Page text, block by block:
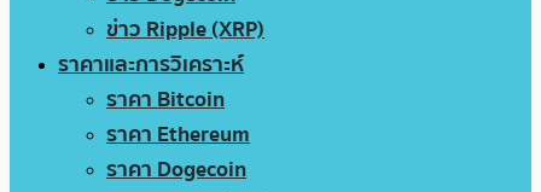
ข่าว Ripple (XRP)
ราคาและการวิเคราะห์
ราคา Bitcoin
ราคา Ethereum
ราคา Dogecoin